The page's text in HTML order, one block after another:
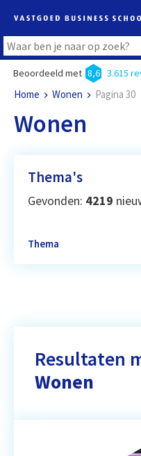
Beoordeeld met 8,6 3.615
Home Wonen Pagina 30
Wonen
Thema's
Gevonden: 4219
Thema
Resultaten
Wonen